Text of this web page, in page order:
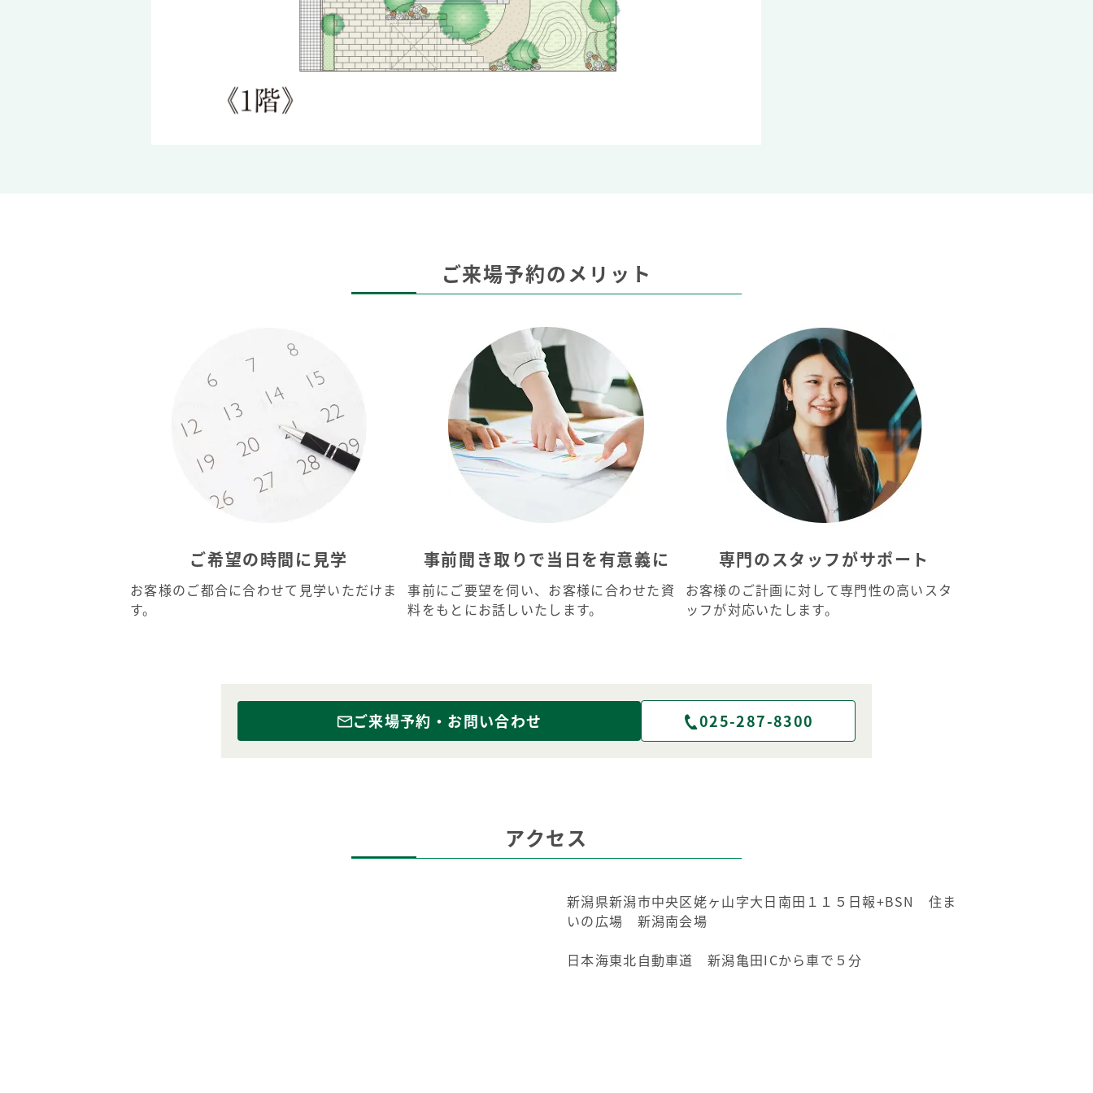
ご来場予約のメリット
ご希望の時間に見学
お客様のご都合に合わせて見学いただけま
す。
事前聞き取りで当日を有意義に
事前にご要望を伺い、お客様に合わせた資
料をもとにお話しいたします。
専門のスタッフがサポート
お客様のご計画に対して専門性の高いスタ
ッフが対応いたします。
ご来場予約・お問い合わせ 025-287-8300
アクセス
新潟県新潟市中央区姥ヶ山字大日南田１１５日報+BSN 住ま
いの広場 新潟南会場
日本海東北自動車道 新潟亀田ICから車で５分